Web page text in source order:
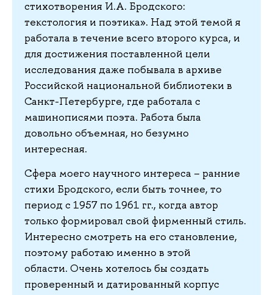
стихотворения И.А. Бродского:
текстология и поэтика». Над этой темой я
работала в течение всего второго курса, и
для достижения поставленной цели
исследования даже побывала в архиве
Российской национальной библиотеки в
Санкт-Петербурге, где работала с
машинописями поэта. Работа была
довольно объемная, но безумно
интересная.
Сфера моего научного интереса – ранние
стихи Бродского, если быть точнее, то
период с 1957 по 1961 гг., когда автор
только формировал свой фирменный стиль.
Интересно смотреть на его становление,
поэтому работаю именно в этой
области. Очень хотелось бы создать
проверенный и датированный корпус